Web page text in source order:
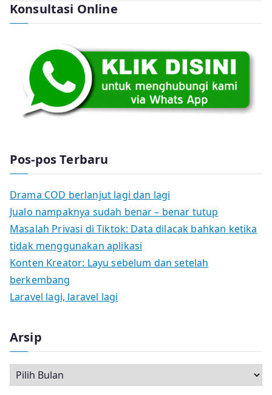
Konsultasi Online
Pos-pos Terbaru
Drama COD berlanjut lagi dan lagi
Jualo nampaknya sudah benar – benar tutup
Masalah Privasi di Tiktok: Data dilacak bahkan ketika
tidak menggunakan aplikasi
Konten Kreator: Layu sebelum dan setelah
berkembang
Laravel lagi, laravel lagi
Arsip
r